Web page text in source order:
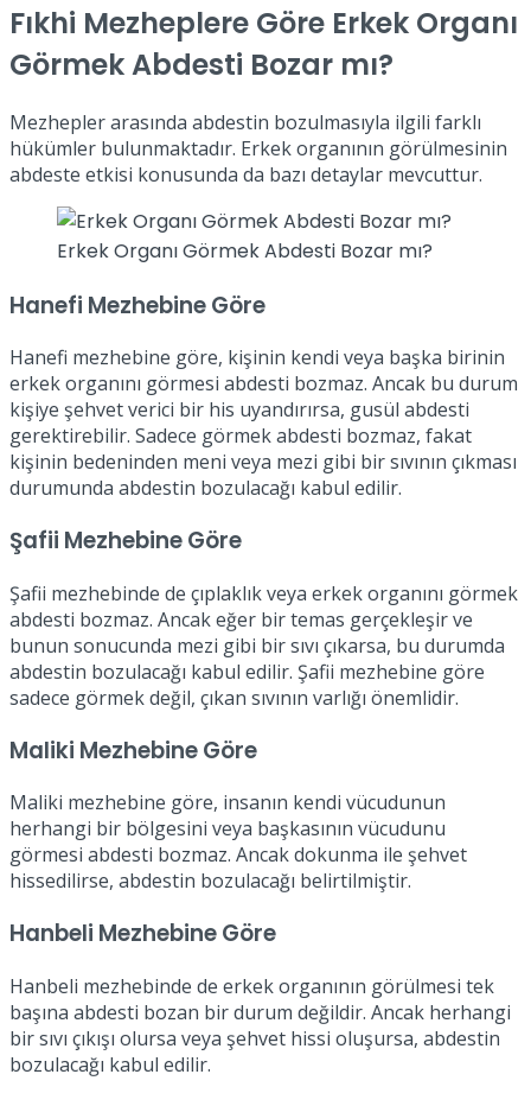
Fıkhi Mezheplere Göre Erkek Organı
Görmek Abdesti Bozar mı?
Mezhepler arasında abdestin bozulmasıyla ilgili farklı
hükümler bulunmaktadır. Erkek organının görülmesinin
abdeste etkisi konusunda da bazı detaylar mevcuttur.
Erkek Organı Görmek Abdesti Bozar mı?
Hanefi Mezhebine Göre
Hanefi mezhebine göre, kişinin kendi veya başka birinin
erkek organını görmesi abdesti bozmaz. Ancak bu durum
kişiye şehvet verici bir his uyandırırsa, gusül abdesti
gerektirebilir. Sadece görmek abdesti bozmaz, fakat
kişinin bedeninden meni veya mezi gibi bir sıvının çıkması
durumunda abdestin bozulacağı kabul edilir.
Şafii Mezhebine Göre
Şafii mezhebinde de çıplaklık veya erkek organını görmek
abdesti bozmaz. Ancak eğer bir temas gerçekleşir ve
bunun sonucunda mezi gibi bir sıvı çıkarsa, bu durumda
abdestin bozulacağı kabul edilir. Şafii mezhebine göre
sadece görmek değil, çıkan sıvının varlığı önemlidir.
Maliki Mezhebine Göre
Maliki mezhebine göre, insanın kendi vücudunun
herhangi bir bölgesini veya başkasının vücudunu
görmesi abdesti bozmaz. Ancak dokunma ile şehvet
hissedilirse, abdestin bozulacağı belirtilmiştir.
Hanbeli Mezhebine Göre
Hanbeli mezhebinde de erkek organının görülmesi tek
başına abdesti bozan bir durum değildir. Ancak herhangi
bir sıvı çıkışı olursa veya şehvet hissi oluşursa, abdestin
bozulacağı kabul edilir.